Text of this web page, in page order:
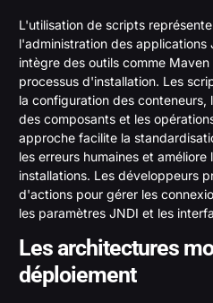
L'utilisation de scripts
l'administration des applications
intègre des outils comme
processus d'installation. Les
la configuration des
des composants et les
approche facilite la
les erreurs humaines et
installations. Les développeurs
d'actions pour gérer les
les paramètres JNDI et les
Les architectures
déploiement